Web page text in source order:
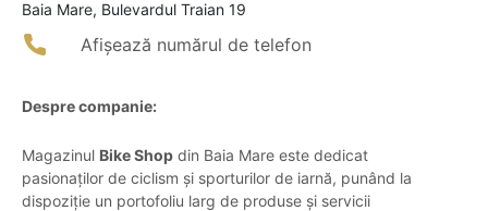
Baia Mare, Bulevardul Traian 19
Afișează numărul de telefon
Despre companie:
Magazinul Bike Shop din Baia Mare este dedicat
pasionaților de ciclism și sporturilor de iarnă, punând la
dispoziție un portofoliu larg de produse și servicii